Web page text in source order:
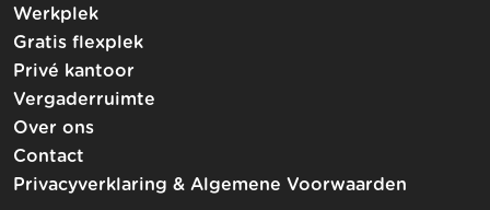
Werkplek
Gratis flexplek
Privé kantoor
Vergaderruimte
Over ons
Contact
Privacyverklaring & Algemene Voorwaarden